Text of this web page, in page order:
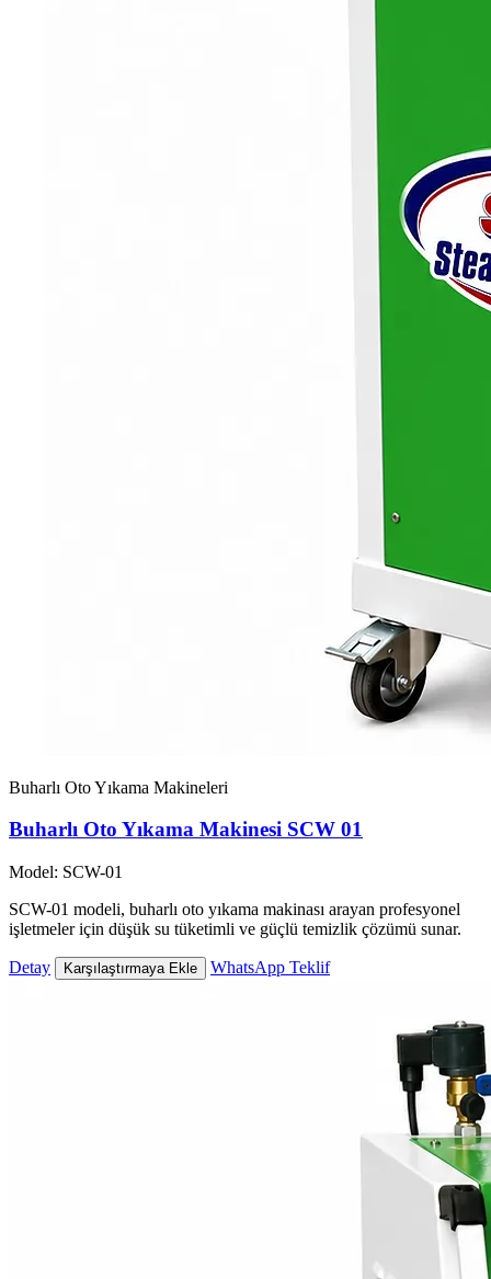
Buharlı Oto Yıkama Makineleri
Buharlı Oto Yıkama Makinesi SCW 01
Model: SCW-01
SCW-01 modeli, buharlı oto yıkama makinası arayan profesyonel
işletmeler için düşük su tüketimli ve güçlü temizlik çözümü sunar.
Detay Karşılaştırmaya Ekle WhatsApp Teklif